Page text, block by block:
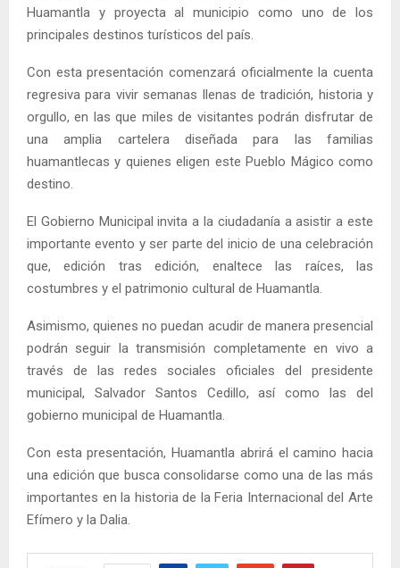
Huamantla y proyecta al municipio como uno de los
principales destinos turísticos del país.
Con esta presentación comenzará oficialmente la cuenta
regresiva para vivir semanas llenas de tradición, historia y
orgullo, en las que miles de visitantes podrán disfrutar de
una amplia cartelera diseñada para las familias
huamantlecas y quienes eligen este Pueblo Mágico como
destino.
El Gobierno Municipal invita a la ciudadanía a asistir a este
importante evento y ser parte del inicio de una celebración
que, edición tras edición, enaltece las raíces, las
costumbres y el patrimonio cultural de Huamantla.
Asimismo, quienes no puedan acudir de manera presencial
podrán seguir la transmisión completamente en vivo a
través de las redes sociales oficiales del presidente
municipal, Salvador Santos Cedillo, así como las del
gobierno municipal de Huamantla.
Con esta presentación, Huamantla abrirá el camino hacia
una edición que busca consolidarse como una de las más
importantes en la historia de la Feria Internacional del Arte
Efímero y la Dalia.